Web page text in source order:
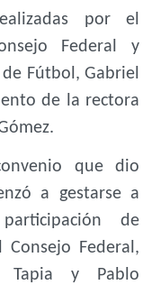
por el
Federal y
Fútbol, Gabriel
de la rectora
que dio
a gestarse a
de
Federal,
Tapia y Pablo